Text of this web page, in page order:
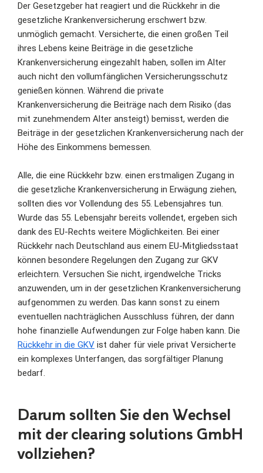
Der Gesetzgeber hat reagiert und die Rückkehr in die
gesetzliche Krankenversicherung erschwert bzw.
unmöglich gemacht. Versicherte, die einen großen Teil
ihres Lebens keine Beiträge in die gesetzliche
Krankenversicherung eingezahlt haben, sollen im Alter
auch nicht den vollumfänglichen Versicherungsschutz
genießen können. Während die private
Krankenversicherung die Beiträge nach dem Risiko (das
mit zunehmendem Alter ansteigt) bemisst, werden die
Beiträge in der gesetzlichen Krankenversicherung nach der
Höhe des Einkommens bemessen.
Alle, die eine Rückkehr bzw. einen erstmaligen Zugang in
die gesetzliche Krankenversicherung in Erwägung ziehen,
sollten dies vor Vollendung des 55. Lebensjahres tun.
Wurde das 55. Lebensjahr bereits vollendet, ergeben sich
dank des EU-Rechts weitere Möglichkeiten. Bei einer
Rückkehr nach Deutschland aus einem EU-Mitgliedsstaat
können besondere Regelungen den Zugang zur GKV
erleichtern. Versuchen Sie nicht, irgendwelche Tricks
anzuwenden, um in der gesetzlichen Krankenversicherung
aufgenommen zu werden. Das kann sonst zu einem
eventuellen nachträglichen Ausschluss führen, der dann
hohe finanzielle Aufwendungen zur Folge haben kann. Die
Rückkehr in die GKV ist daher für viele privat Versicherte
ein komplexes Unterfangen, das sorgfältiger Planung
bedarf.
Darum sollten Sie den Wechsel
mit der clearing solutions GmbH
vollziehen?